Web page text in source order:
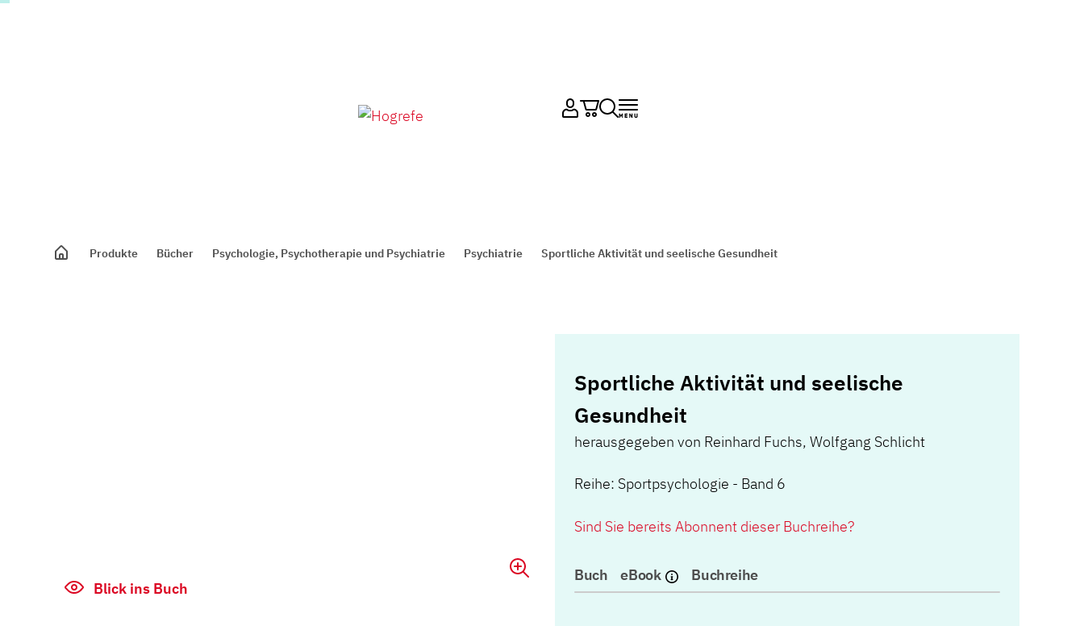
Produkte Bücher Psychologie, Psychotherapie und Psychiatrie Psychiatrie Sportliche Aktivität und seelische Gesundheit
Sportliche Aktivität und seelische
Gesundheit
herausgegeben von Reinhard Fuchs, Wolfgang Schlicht
Reihe: Sportpsychologie - Band 6
Sind Sie bereits Abonnent dieser Buchreihe?
Buch eBook Buchreihe
Blick ins Buch